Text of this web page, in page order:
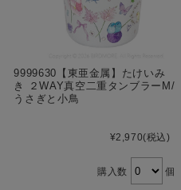
9999630【東亜金属】たけいみ
き ２WAY真空二重タンブラーM/
うさぎと小鳥
¥2,970(税込)
購入数 個